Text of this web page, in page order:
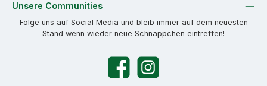
Unsere Communities
Folge uns auf Social Media und bleib immer auf dem neuesten
Stand wenn wieder neue Schnäppchen eintreffen!
FacebookInstagram